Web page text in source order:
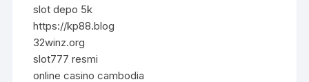
slot depo 5k
https://kp88.blog
32winz.org
slot777 resmi
online casino cambodia